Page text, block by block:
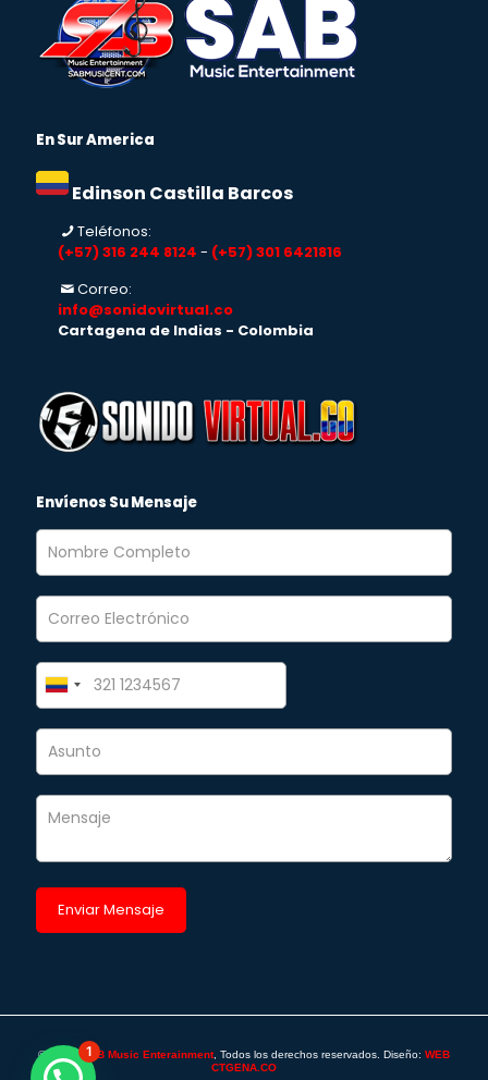
En Sur America
Edinson Castilla Barcos
Teléfonos:
(+57) 316 244 8124 - (+57) 301 6421816
Correo:
info@sonidovirtual.co
Cartagena de Indias - Colombia
Envíenos Su Mensaje
©2025 - SAB Music Enterainment, Todos los derechos reservados. Diseño: WEB
CTGENA.CO
1